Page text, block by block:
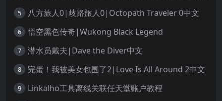
5 八方旅人0|歧路旅人0|Octopath Traveler 0中文
6 悟空黑色传奇|Wukong Black Legend
7 潜水员戴夫|Dave the Diver中文
8 完蛋！我被美女包围了2|Love Is All Around 2中文
9 Linkalho工具离线关联任天堂账户教程